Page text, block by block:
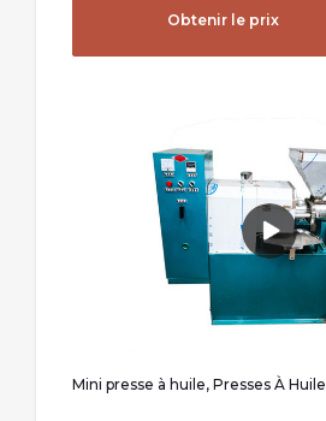
Obtenir le prix
Mini presse à huile, Presses À Huile